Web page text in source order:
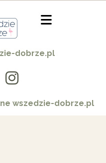
dobrze.pl
wszedzie-dobrze.pl